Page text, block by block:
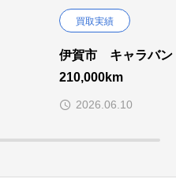
買取実績
伊賀市 キャラバ
210,000km
2026.06.10